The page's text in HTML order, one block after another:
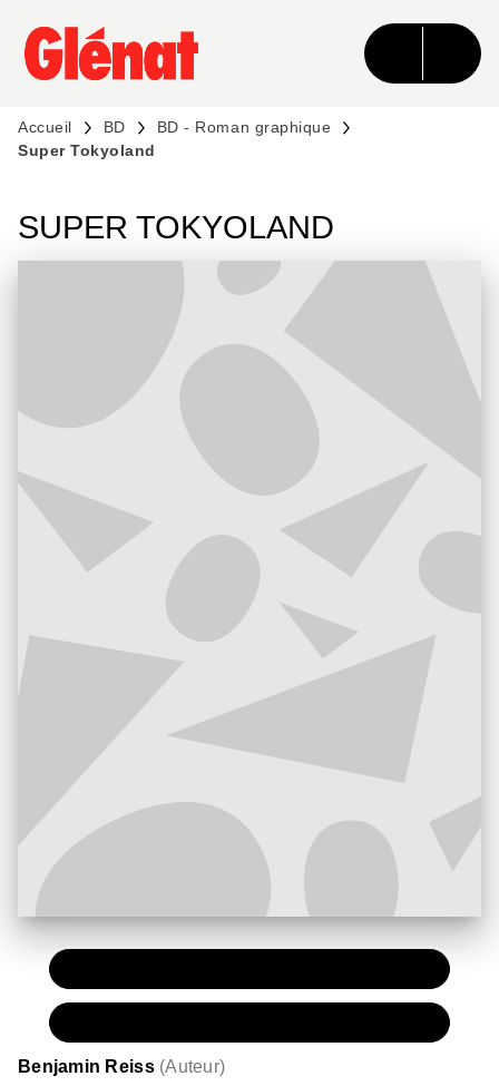
MENU RECHERCHE CONTENU
PIED DE PAGE
Accueil BD
BD - Roman graphique
Super Tokyoland
SUPER TOKYOLAND
Benjamin Reiss (Auteur)